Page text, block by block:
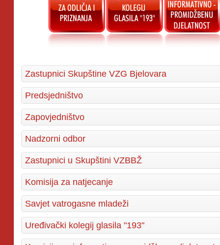
Zastupnici Skupštine VZG Bjelovara
Predsjedništvo
Zapovjedništvo
Nadzorni odbor
Zastupnici u Skupštini VZBBŽ
Komisija za natjecanje
Savjet vatrogasne mladeži
Uređivački kolegij glasila "193"